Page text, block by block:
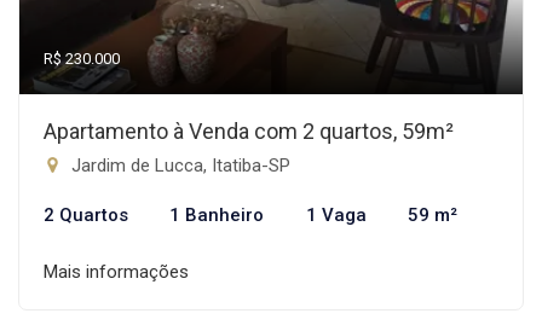
R$ 230.000
Apartamento à Venda com 2 quartos, 59m²
Jardim de Lucca, Itatiba-SP
2 Quartos 1 Banheiro 1 Vaga 59 m²
Mais informações